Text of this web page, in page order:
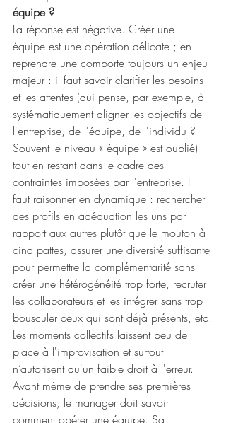
équipe ?
La réponse est négative. Créer une
équipe est une opération délicate ; en
reprendre une comporte toujours un enjeu
majeur : il faut savoir clarifier les besoins
et les attentes (qui pense, par exemple, à
systématiquement aligner les objectifs de
l'entreprise, de l'équipe, de l'individu ?
Souvent le niveau « équipe » est oublié)
tout en restant dans le cadre des
contraintes imposées par l'entreprise. Il
faut raisonner en dynamique : rechercher
des profils en adéquation les uns par
rapport aux autres plutôt que le mouton à
cinq pattes, assurer une diversité suffisante
pour permettre la complémentarité sans
créer une hétérogénéité trop forte, recruter
les collaborateurs et les intégrer sans trop
bousculer ceux qui sont déjà présents, etc.
Les moments collectifs laissent peu de
place à l'improvisation et surtout
n’autorisent qu'un faible droit à l'erreur.
Avant même de prendre ses premières
décisions, le manager doit savoir
comment opérer une équipe. Sa